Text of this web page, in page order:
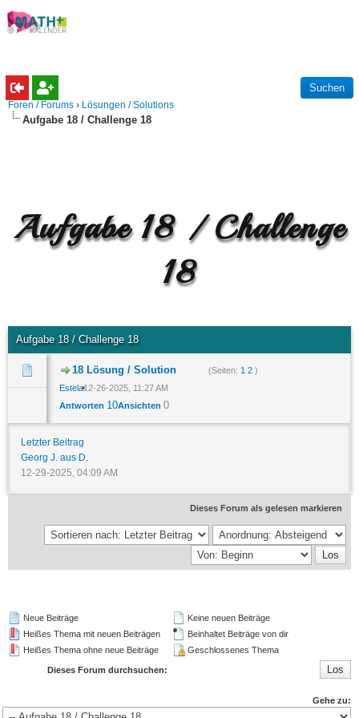
Foren / Forums › Lösungen / Solutions
Aufgabe 18 / Challenge 18
Aufgabe 18 / Challenge
18
Aufgabe 18 / Challenge 18
18 Lösung / Solution (Seiten: 1 2 )
Estela12-26-2025, 11:27 AM
Antworten 10Ansichten 0
Letzter Beitrag
Georg J. aus D.
12-29-2025, 04:09 AM
Dieses Forum als gelesen markieren
Neue Beiträge
Heißes Thema mit neuen Beiträgen
Heißes Thema ohne neue Beiträge
Keine neuen Beiträge
Beinhaltet Beiträge von dir
Geschlossenes Thema
Dieses Forum durchsuchen:
Gehe zu: